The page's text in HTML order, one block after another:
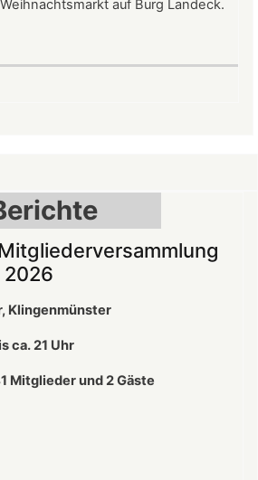
auf Burg Landeck.
2026
Klingenmünster
ca. 21 Uhr
Mitglieder und 2 Gäste